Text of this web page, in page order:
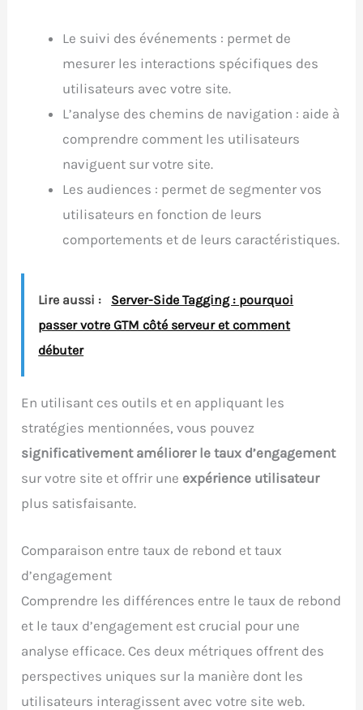
Le suivi des événements : permet de
mesurer les interactions spécifiques des
utilisateurs avec votre site.
L’analyse des chemins de navigation : aide à
comprendre comment les utilisateurs
naviguent sur votre site.
Les audiences : permet de segmenter vos
utilisateurs en fonction de leurs
comportements et de leurs caractéristiques.
Lire aussi :
Server-Side Tagging : pourquoi
passer votre GTM côté serveur et comment
débuter
En utilisant ces outils et en appliquant les
stratégies mentionnées, vous pouvez
significativement améliorer le taux d’engagement
sur votre site et offrir une expérience utilisateur
plus satisfaisante.
Comparaison entre taux de rebond et taux
d’engagement
Comprendre les différences entre le taux de rebond
et le taux d’engagement est crucial pour une
analyse efficace. Ces deux métriques offrent des
perspectives uniques sur la manière dont les
utilisateurs interagissent avec votre site web.